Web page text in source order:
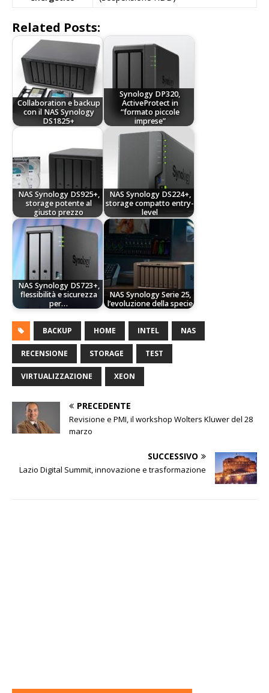
Related Posts:
Collaboration e backup
con il NAS Synology
DS1825+
Synology DP320,
ActiveProtect in
“formato piccole
imprese”
NAS Synology DS925+,
storage potente al
giusto prezzo
NAS Synology DS224+,
storage compatto entry-
level
NAS Synology DS723+,
flessibilità e sicurezza
per…
NAS Synology Serie 25,
l’evoluzione della specie
BACKUP HOME INTEL NAS
RECENSIONE STORAGE TEST
VIRTUALIZZAZIONE XEON
PRECEDENTE
Revisione e PMI, il workshop Wolters Kluwer del 28
marzo
SUCCESSIVO
Lazio Digital Summit, innovazione e trasformazione